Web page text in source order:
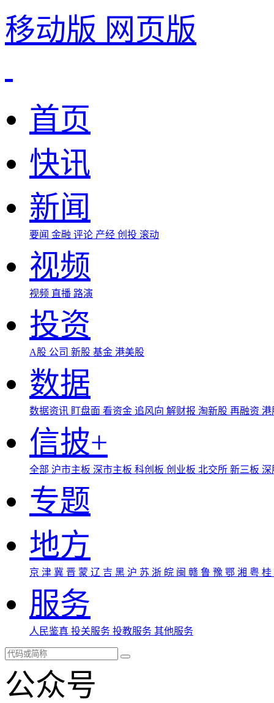
移动版 网页版
首页
快讯
新闻
要闻 金融 评论 产经 创投 滚动
视频
视频 直播 路演
投资
A股 公司 新股 基金 港美股
数据
数据资讯 盯盘面 看资金 追风向 解财报 淘新股 再融资
信披+
全部 沪市主板 深市主板 科创板 创业板 北交所 新三板
专题
地方
京 津 冀 晋 蒙 辽 吉 黑 沪 苏 浙 皖 闽 赣 鲁 豫 鄂 湘 粤 桂
服务
人民鉴真 投关服务 投教服务 其他服务
公众号